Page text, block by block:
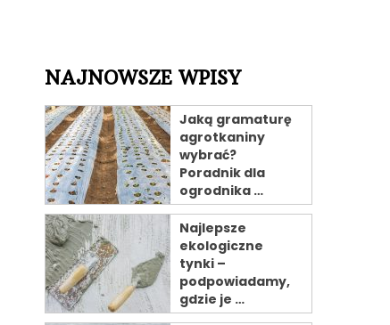
NAJNOWSZE WPISY
Jaką gramaturę
agrotkaniny
wybrać?
Poradnik dla
ogrodnika …
Najlepsze
ekologiczne
tynki –
podpowiadamy,
gdzie je …